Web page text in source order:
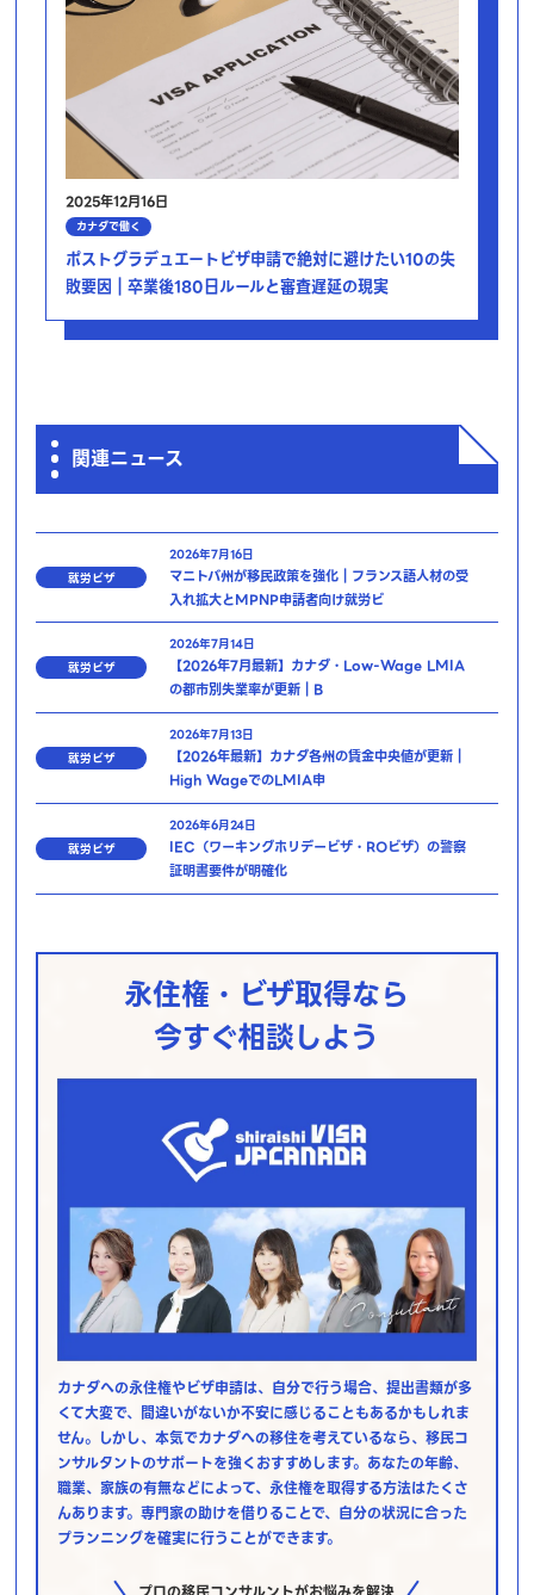
2025年12月16日
カナダで働く
ポストグラデュエートビザ申請で絶対に避けたい10の失
敗要因｜卒業後180日ルールと審査遅延の現実
関連ニュース
就労ビザ
2026年7月16日
マニトバ州が移民政策を強化｜フランス語人材の受
入れ拡大とMPNP申請者向け就労ビ
就労ビザ
2026年7月14日
【2026年7月最新】カナダ・Low-Wage LMIA
の都市別失業率が更新｜B
就労ビザ
2026年7月13日
【2026年最新】カナダ各州の賃金中央値が更新｜
High WageでのLMIA申
就労ビザ
2026年6月24日
IEC（ワーキングホリデービザ・ROビザ）の警察
証明書要件が明確化
永住権・ビザ取得なら
今すぐ相談しよう
カナダへの永住権やビザ申請は、自分で行う場合、提出書類が多
くて大変で、間違いがないか不安に感じることもあるかもしれま
せん。しかし、本気でカナダへの移住を考えているなら、移民コ
ンサルタントのサポートを強くおすすめします。あなたの年齢、
職業、家族の有無などによって、永住権を取得する方法はたくさ
んあります。専門家の助けを借りることで、自分の状況に合った
プランニングを確実に行うことができます。